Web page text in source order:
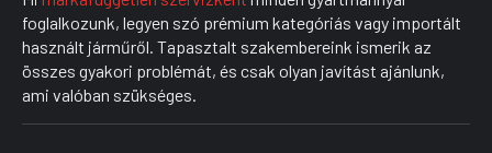
foglalkozunk, legyen szó prémium kategóriás vagy importált
használt járműről. Tapasztalt szakembereink ismerik az
összes gyakori problémát, és csak olyan javítást ajánlunk,
ami valóban szükséges.